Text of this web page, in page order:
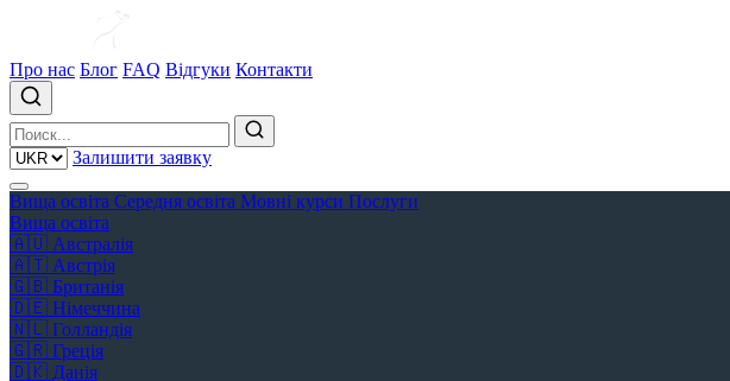
Про нас Блог FAQ Відгуки Контакти
Залишити заявку
Вища освіта Середня освіта Мовні курси Послуги
Вища освіта
🇦🇺 Австралія
🇦🇹 Австрія
🇬🇧 Британія
🇩🇪 Німеччина
🇳🇱 Голландія
🇬🇷 Греція
🇩🇰 Данія